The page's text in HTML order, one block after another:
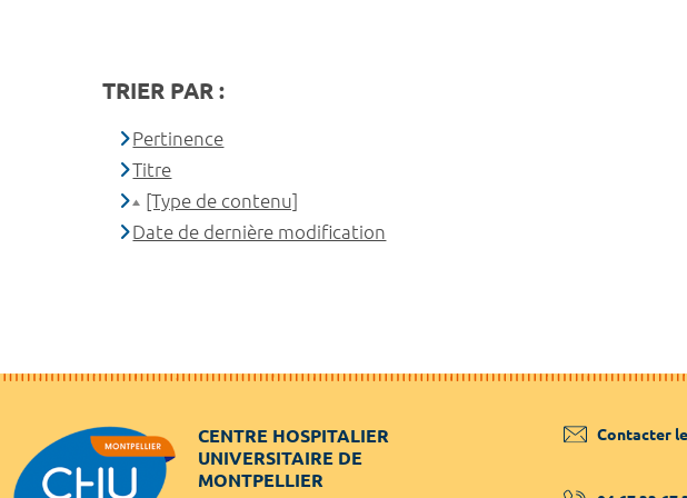
TRIER PAR :
Pertinence
Titre
[Type de contenu]
Date de dernière modification
CENTRE HOSPITALIER
UNIVERSITAIRE DE
MONTPELLIER
Contacter le